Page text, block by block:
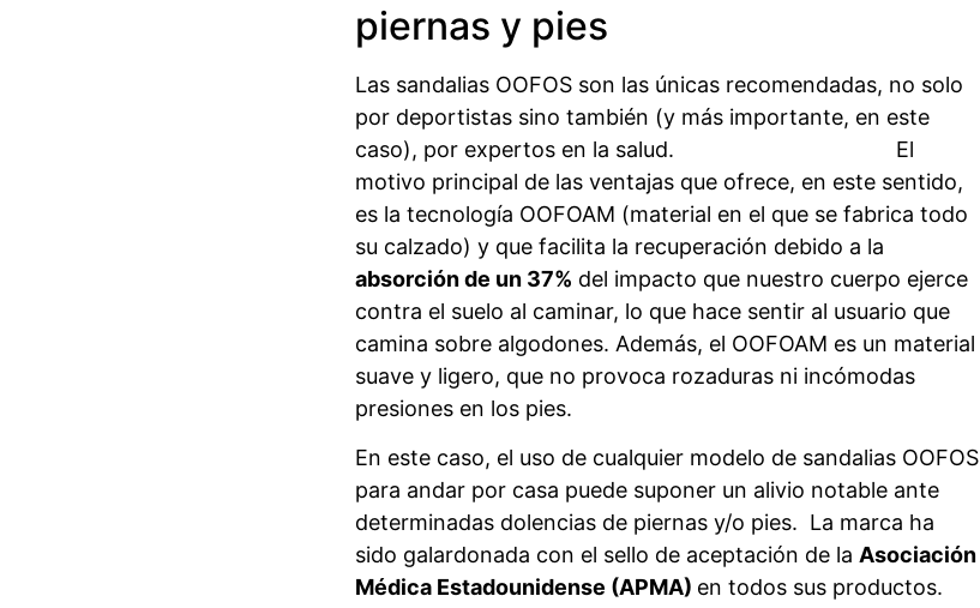
piernas y pies
Las sandalias OOFOS son las únicas recomendadas, no solo
por deportistas sino también (y más importante, en este
caso), por expertos en la salud. El
motivo principal de las ventajas que ofrece, en este sentido,
es la tecnología OOFOAM (material en el que se fabrica todo
su calzado) y que facilita la recuperación debido a la
absorción de un 37% del impacto que nuestro cuerpo ejerce
contra el suelo al caminar, lo que hace sentir al usuario que
camina sobre algodones. Además, el OOFOAM es un material
suave y ligero, que no provoca rozaduras ni incómodas
presiones en los pies.
En este caso, el uso de cualquier modelo de sandalias OOFOS
para andar por casa puede suponer un alivio notable ante
determinadas dolencias de piernas y/o pies. La marca ha
sido galardonada con el sello de aceptación de la Asociación
Médica Estadounidense (APMA) en todos sus productos.